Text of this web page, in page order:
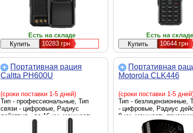
Есть на складе
10283грн
Есть на складе
10644грн
Портативная рация
Caltta PH600U
(сроки поставки 1-5 дней)
Тип - профессиональные, Тип
связи - цифровые, Радиус
действия - до 16 км, мощность
приемника - 5 Вт, количество
Портативная
Motorola CLK446
(сроки поставки 1-5
Тип - безлицензионные,
- цифровые, Радиус
9 км, мощность
Вт, количество каналов -
каналов, Стандарт